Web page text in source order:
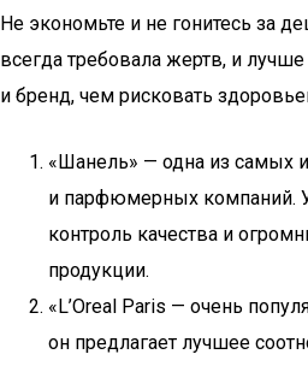
Не экономьте и не гонитесь за
всегда требовала жертв, и
и бренд, чем рисковать
«Шанель» — одна из самых
и парфюмерных компаний.
контроль качества и
продукции.
«L’Oreal Paris — очень
он предлагает лучшее